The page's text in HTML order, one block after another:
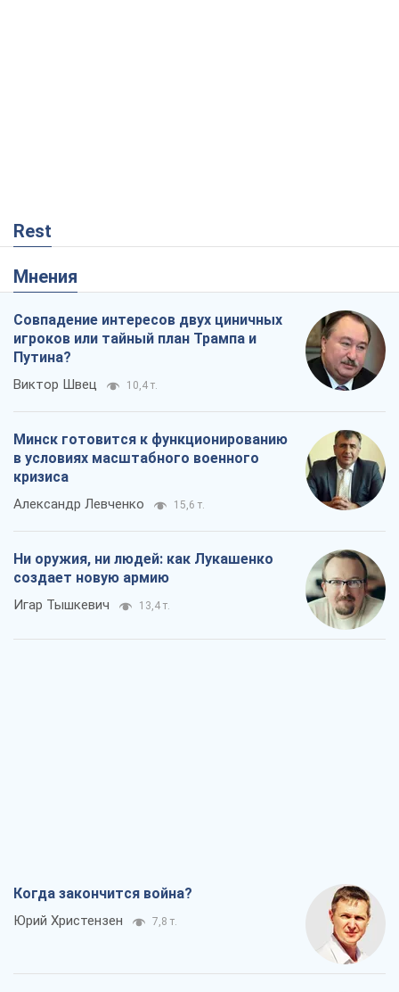
Rest
Мнения
Совпадение интересов двух циничных
игроков или тайный план Трампа и
Путина?
Виктор Швец 10,4 т.
Минск готовится к функционированию
в условиях масштабного военного
кризиса
Александр Левченко 15,6 т.
Ни оружия, ни людей: как Лукашенко
создает новую армию
Игар Тышкевич 13,4 т.
Когда закончится война?
Юрий Христензен 7,8 т.